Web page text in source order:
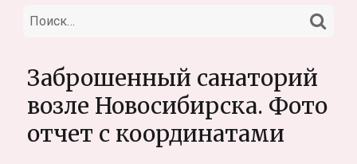
Искать:
Заброшенный санаторий
возле Новосибирска. Фото
отчет с координатами